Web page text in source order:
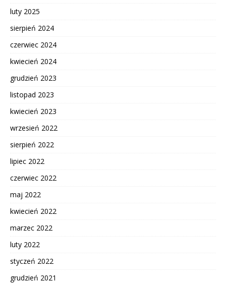
luty 2025
sierpień 2024
czerwiec 2024
kwiecień 2024
grudzień 2023
listopad 2023
kwiecień 2023
wrzesień 2022
sierpień 2022
lipiec 2022
czerwiec 2022
maj 2022
kwiecień 2022
marzec 2022
luty 2022
styczeń 2022
grudzień 2021